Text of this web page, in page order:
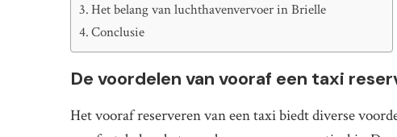
Het belang van luchthavenvervoer in Brielle
Conclusie
De voordelen van vooraf een taxi
Het vooraf reserveren van een taxi biedt diverse